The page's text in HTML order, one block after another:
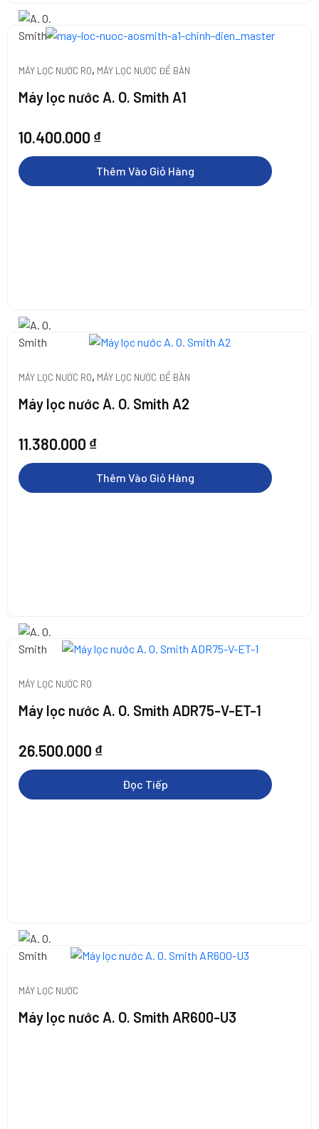
MÁY LỌC NƯỚC RO, MÁY LỌC NƯỚC ĐỂ BÀN
Máy lọc nước A. O. Smith A1
10.400.000 ₫
Thêm Vào Giỏ Hàng
MÁY LỌC NƯỚC RO, MÁY LỌC NƯỚC ĐỂ BÀN
Máy lọc nước A. O. Smith A2
11.380.000 ₫
Thêm Vào Giỏ Hàng
MÁY LỌC NƯỚC RO
Máy lọc nước A. O. Smith ADR75-V-ET-1
26.500.000 ₫
Đọc Tiếp
MÁY LỌC NƯỚC
Máy lọc nước A. O. Smith AR600-U3